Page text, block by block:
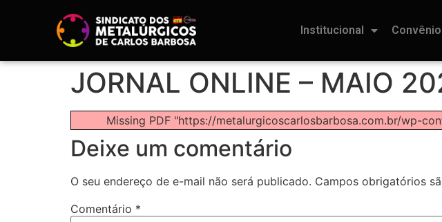
Institucional
JORNAL ONLINE – MAIO
Missing PDF "https://metalurgicoscarlosbarbosa.com.br/wp-
Deixe um comentário
O seu endereço de e-mail não será publicado. Campos obrigatórios
Comentário *